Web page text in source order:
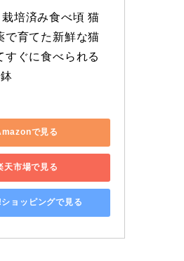
栽培済み食べ頃 猫
育てた新鮮な猫
ぐに食べられる
で見る
天市場で見る
ョッピングで見る